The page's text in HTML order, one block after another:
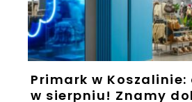
Primark w
w sierpniu! Znamy